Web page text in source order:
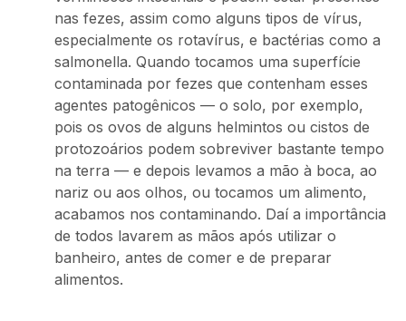
nas fezes, assim como alguns tipos de vírus,
especialmente os rotavírus, e bactérias como a
salmonella. Quando tocamos uma superfície
contaminada por fezes que contenham esses
agentes patogênicos — o solo, por exemplo,
pois os ovos de alguns helmintos ou cistos de
protozoários podem sobreviver bastante tempo
na terra — e depois levamos a mão à boca, ao
nariz ou aos olhos, ou tocamos um alimento,
acabamos nos contaminando. Daí a importância
de todos lavarem as mãos após utilizar o
banheiro, antes de comer e de preparar
alimentos.